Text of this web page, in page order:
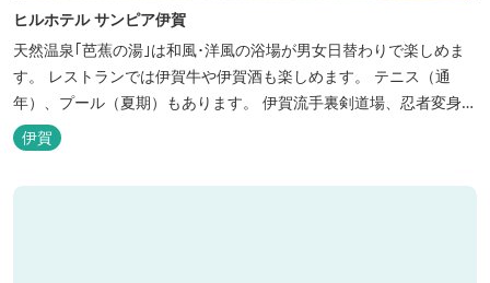
ヒルホテル サンピア伊賀
天然温泉｢芭蕉の湯｣は和風･洋風の浴場が男女日替わりで楽しめま
す。 レストランでは伊賀牛や伊賀酒も楽しめます。 テニス（通
年）、プール（夏期）もあります。 伊賀流手裏剣道場、忍者変身処
を常設しております。 ★ＨＰが新しくなりました！
http://www.hh-sunpia-iga.co.jp ※日替わりランチ、日替わり薬湯
などがタイムリーにチェックできます。
伊賀